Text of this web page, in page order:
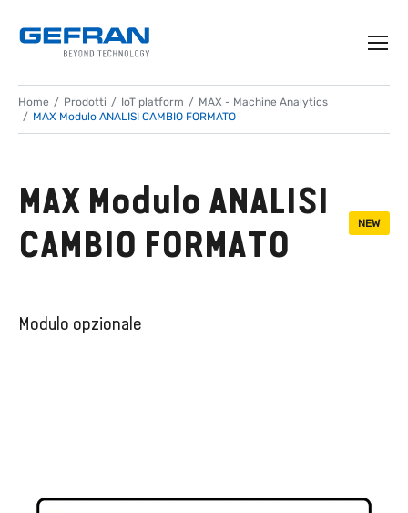
Home Prodotti IoT platform
MAX - Machine Analytics
MAX Modulo ANALISI CAMBIO FORMATO
MAX Modulo ANALISI
CAMBIO FORMATO
NEW
Modulo opzionale